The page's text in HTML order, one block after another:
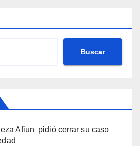
Buscar
Afiuni pidió cerrar su caso